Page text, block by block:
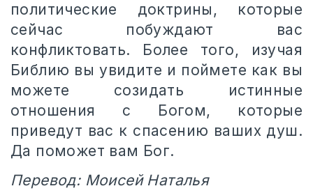
политические доктрины, которые
сейчас побуждают вас
конфликтовать. Более того, изучая
Библию вы увидите и поймете как вы
можете созидать истинные
отношения с Богом, которые
приведут вас к спасению ваших душ.
Да поможет вам Бог.
Перевод: Моисей Наталья